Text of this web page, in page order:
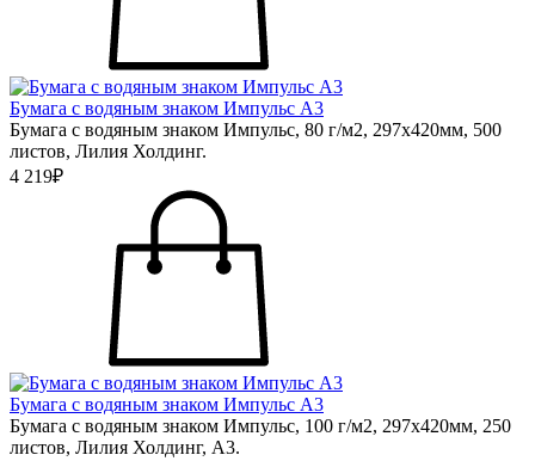
Бумага с водяным знаком Импульс А3
Бумага с водяным знаком Импульс, 80 г/м2, 297х420мм, 500
листов, Лилия Холдинг.
4 219₽
Бумага с водяным знаком Импульс А3
Бумага с водяным знаком Импульс, 100 г/м2, 297х420мм, 250
листов, Лилия Холдинг, А3.